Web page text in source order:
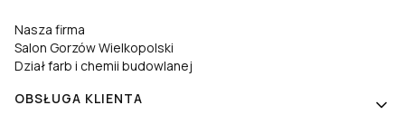
Nasza firma
Salon Gorzów Wielkopolski
Dział farb i chemii budowlanej
OBSŁUGA KLIENTA